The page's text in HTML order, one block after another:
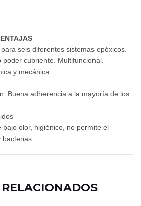
seis diferentes sistemas epóxicos.
poder cubriente. Multifuncional.
y mecánica.
Buena adherencia a la mayoría de los
bajo olor, higiénico, no permite el